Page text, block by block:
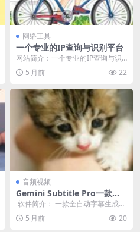
网络工具
一个专业的IP查询与识别平台
网站简介：一个专业的IP查询与识
别平台，支持IPv4和IPv6地址的查
询，能够识...
5 月前 22
音频视频
Gemini Subtitle Pro一款全
自动字幕生成软件
软件简介： 一款全自动字幕生成软
件，能够自动处理视频下载、语音
转录、字幕翻译、...
5 月前 20